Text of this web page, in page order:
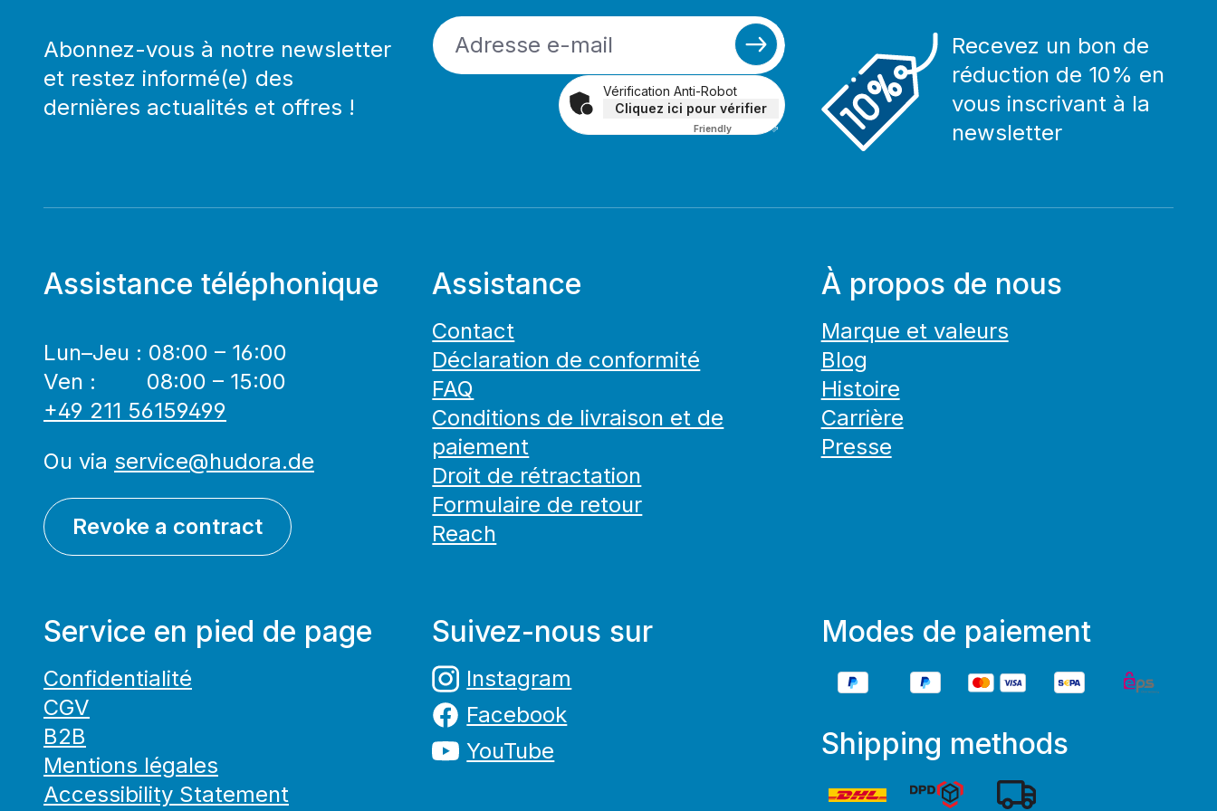
Abonnez-vous à notre newsletter
et restez informé(e) des
dernières actualités et offres !
Vérification Anti-Robot
Cliquez ici pour vérifier
FriendlyCaptcha ⇗
Recevez un bon de
réduction de 10% en
vous inscrivant à la
newsletter
Assistance téléphonique
Lun–Jeu : 08:00 – 16:00
Ven : 08:00 – 15:00
+49 211 56159499
Ou via service@hudora.de
Revoke a contract
Assistance
Contact
Déclaration de conformité
FAQ
Conditions de livraison et de
paiement
Droit de rétractation
Formulaire de retour
Reach
À propos de nous
Marque et valeurs
Blog
Histoire
Carrière
Presse
Service en pied de page
Confidentialité
CGV
B2B
Mentions légales
Accessibility Statement
Suivez-nous sur
Instagram
Facebook
YouTube
Modes de paiement
Shipping methods